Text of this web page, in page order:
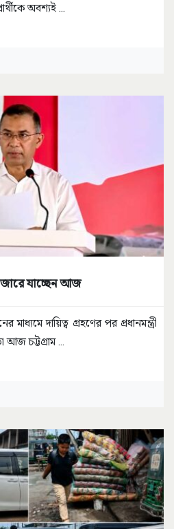
অবশ্যই ...
যাচ্ছেন আজ
মাধ্যমে দায়িত্ব গ্রহণের পর প্রধানমন্ত্রী
আজ চট্টগ্রাম...